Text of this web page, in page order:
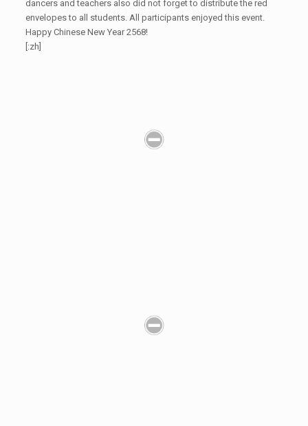
dancers and teachers also did not forget to distribute the red
envelopes to all students. All participants enjoyed this event.
Happy Chinese New Year 2568!
[:zh]